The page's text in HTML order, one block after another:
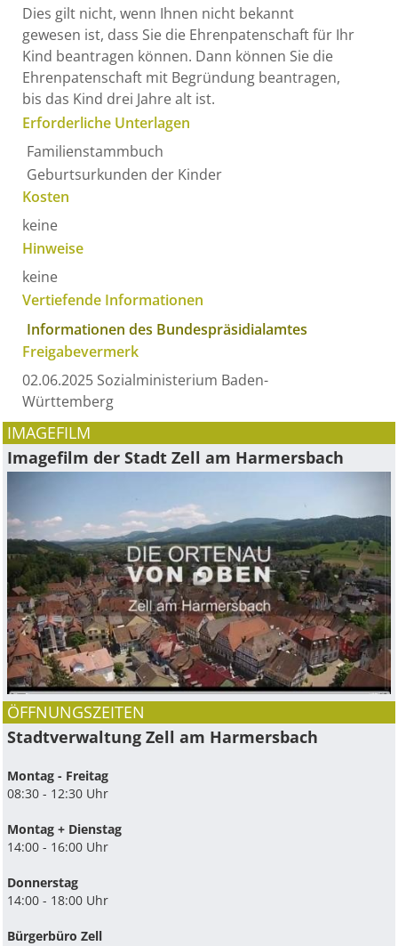
Dies gilt nicht, wenn Ihnen nicht bekannt
gewesen ist, dass Sie die Ehrenpatenschaft für Ihr
Kind beantragen können. Dann können Sie die
Ehrenpatenschaft mit Begründung beantragen,
bis das Kind drei Jahre alt ist.
Erforderliche Unterlagen
Familienstammbuch
Geburtsurkunden der Kinder
Kosten
keine
Hinweise
keine
Vertiefende Informationen
Informationen des Bundespräsidialamtes
Freigabevermerk
02.06.2025 Sozialministerium Baden-
Württemberg
IMAGEFILM
Imagefilm der Stadt Zell am Harmersbach
ÖFFNUNGSZEITEN
Stadtverwaltung Zell am Harmersbach
Montag - Freitag
08:30 - 12:30 Uhr
Montag + Dienstag
14:00 - 16:00 Uhr
Donnerstag
14:00 - 18:00 Uhr
Bürgerbüro Zell